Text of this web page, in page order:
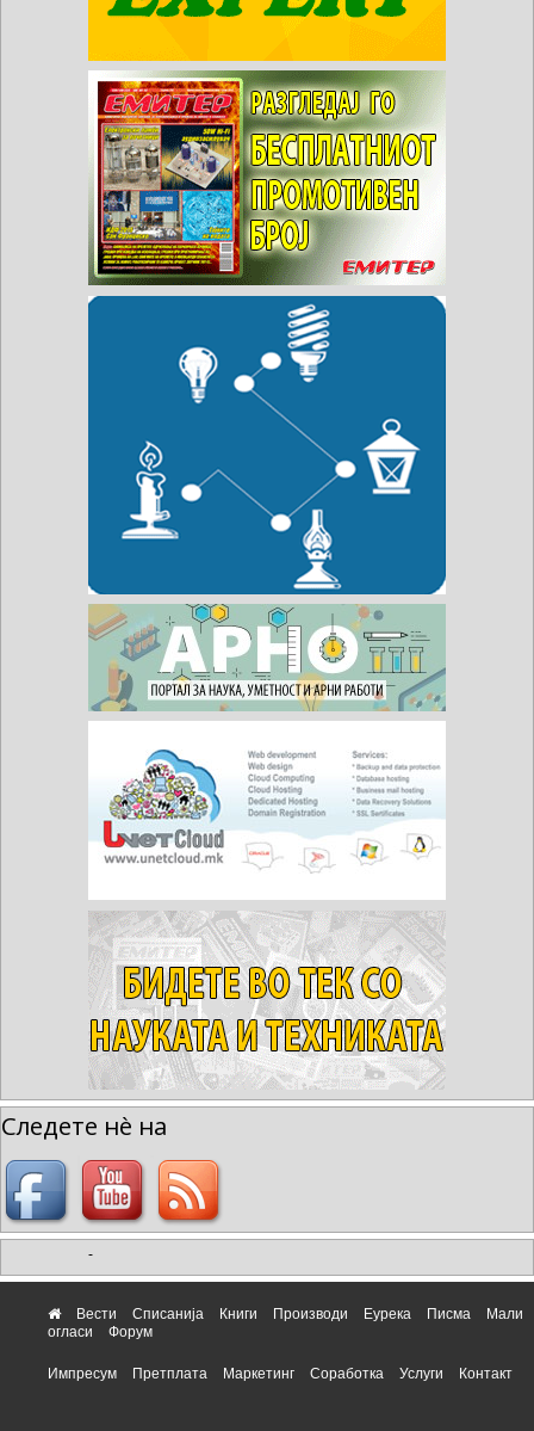
Следете нè на
-
Вести Списанија Книги Производи Еурека Писма
Мали
огласи
Форум
Импресум Претплата Маркетинг Соработка Услуги Контакт